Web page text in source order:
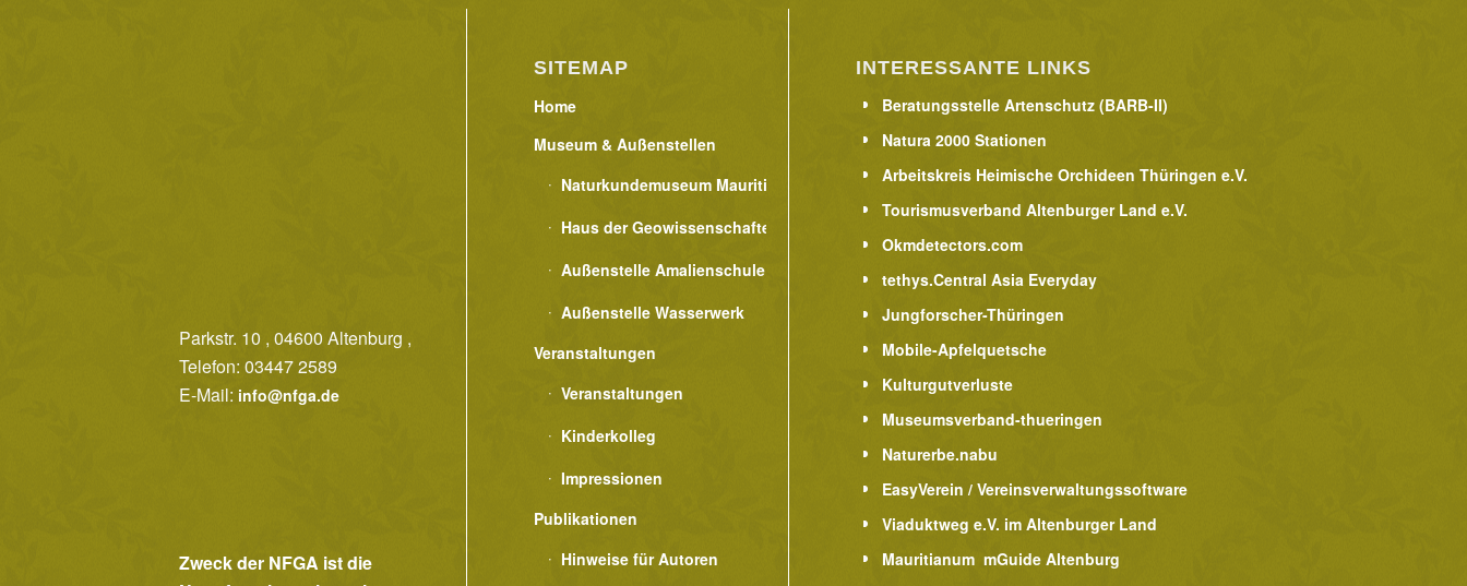
Parkstr. 10 , 04600 Altenburg ,
Telefon: 03447 2589
E-Mail: info@nfga.de
Zweck der NFGA ist die
SITEMAP
Home
Museum & Außenstellen
Naturkundemuseum Mauritianum
Haus der Geowissenschaften
Außenstelle Amalienschule
Außenstelle Wasserwerk
Veranstaltungen
Veranstaltungen
Kinderkolleg
Impressionen
Publikationen
Hinweise für Autoren
INTERESSANTE LINKS
Beratungsstelle Artenschutz (BARB-II)
Natura 2000 Stationen
Arbeitskreis Heimische Orchideen Thüringen e.V.
Tourismusverband Altenburger Land e.V.
Okmdetectors.com
tethys.Central Asia Everyday
Jungforscher-Thüringen
Mobile-Apfelquetsche
Kulturgutverluste
Museumsverband-thueringen
Naturerbe.nabu
EasyVerein / Vereinsverwaltungssoftware
Viaduktweg e.V. im Altenburger Land
Mauritianum mGuide Altenburg